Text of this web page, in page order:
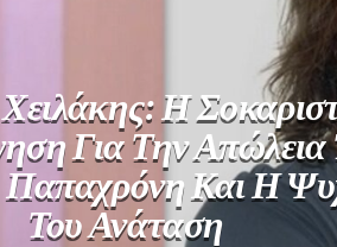
Χειλάκης: Η
Για Την Απώλεια
Παπαχρόνη Και Η
Του Ανάταση